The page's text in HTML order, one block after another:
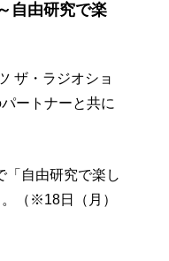
自由研究で楽
ザ・ラジオショ
ートナーと共に
「自由研究で楽し
（※18日（月）